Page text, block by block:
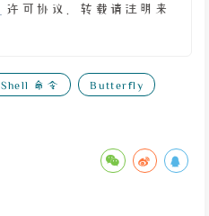
许可协议。转载请注明来
Shell 命令 Butterfly